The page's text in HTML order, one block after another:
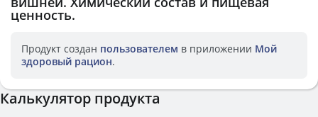
ценность.
Продукт создан пользователем в приложении Мой
здоровый рацион.
Калькулятор продукта